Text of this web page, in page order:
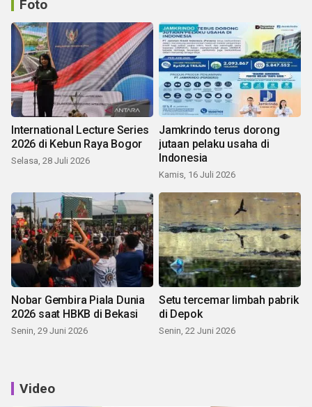
Foto
International Lecture Series
2026 di Kebun Raya Bogor
Selasa, 28 Juli 2026
Jamkrindo terus dorong
jutaan pelaku usaha di
Indonesia
Kamis, 16 Juli 2026
Nobar Gembira Piala Dunia
2026 saat HBKB di Bekasi
Senin, 29 Juni 2026
Setu tercemar limbah pabrik
di Depok
Senin, 22 Juni 2026
Video